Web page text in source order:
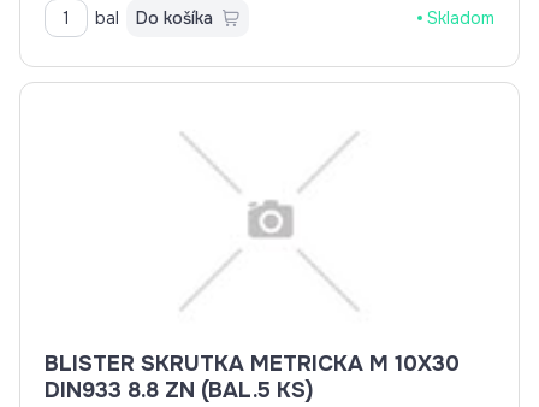
bal Do košíka Skladom
BLISTER SKRUTKA METRICKA M 10X30
DIN933 8.8 ZN (BAL.5 KS)